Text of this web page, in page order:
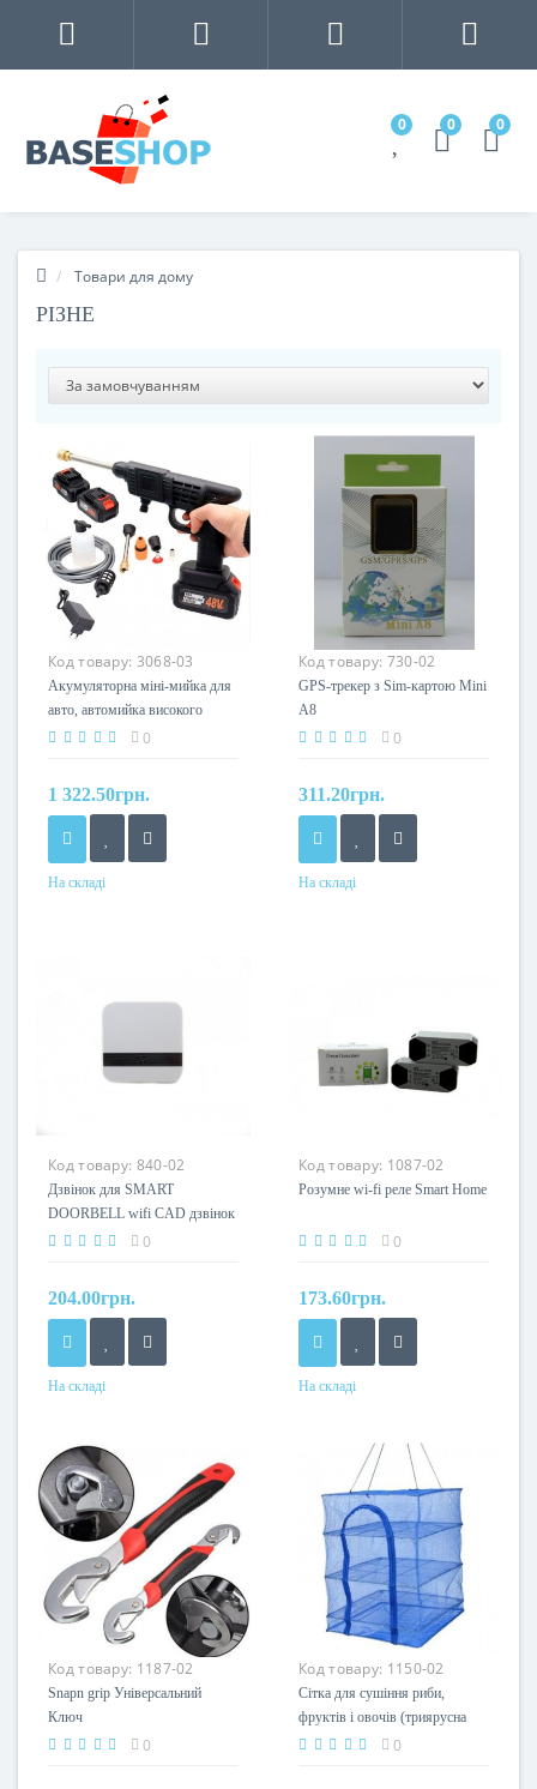
0 0 0
Товари для дому
РІЗНЕ
Код товару: 3068-03
Акумуляторна міні-мийка для
авто, автомийка високого
тиску з 2 акумуляторами 48V
0
1 322.50грн.
На складі
Код товару: 730-02
GPS-трекер з Sim-картою Mini
A8
0
311.20грн.
На складі
Код товару: 840-02
Дзвінок для SMART
DOORBELL wifi CAD дзвінок
0
204.00грн.
На складі
Код товару: 1087-02
Розумне wi-fi реле Smart Home
0
173.60грн.
На складі
Код товару: 1187-02
Snapn grip Універсальний
Ключ
0
Код товару: 1150-02
Сітка для сушіння риби,
фруктів і овочів (триярусна
50*50*60)
0